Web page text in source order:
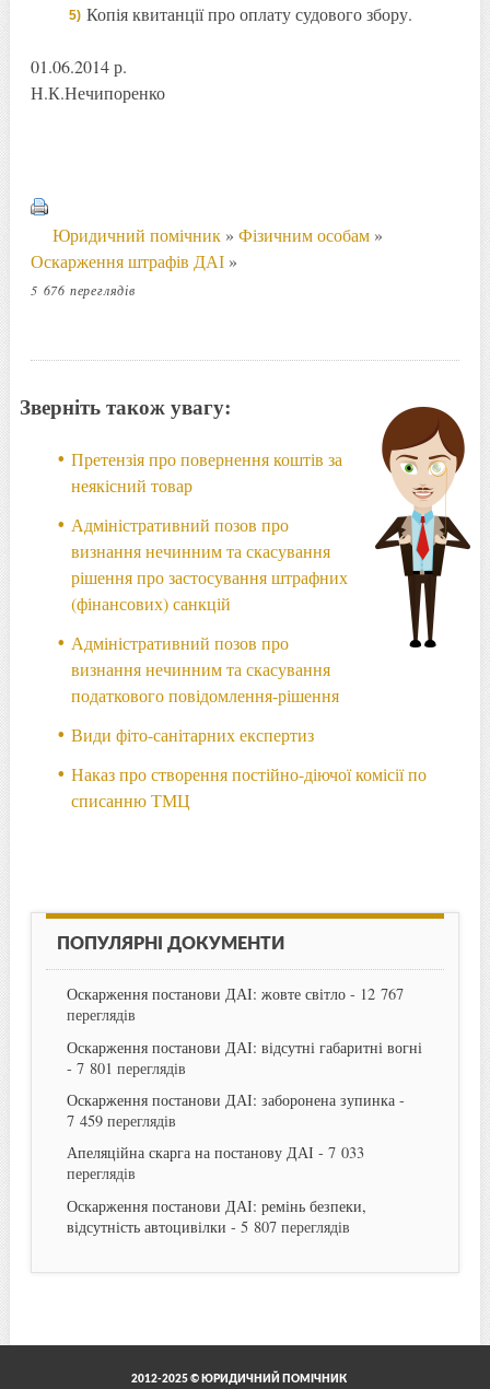
Копія квитанції про оплату судового збору.
01.06.2014 р.
Н.К.Нечипоренко
Юридичний помічник» Фізичним особам»
Оскарження штрафів ДАІ»
5 676 переглядів
Зверніть також увагу:
Претензія про повернення коштів за
неякісний товар
Адміністративний позов про
визнання нечинним та скасування
рішення про застосування штрафних
(фінансових) санкцій
Адміністративний позов про
визнання нечинним та скасування
податкового повідомлення-рішення
Види фіто-санітарних експертиз
Наказ про створення постійно-діючої комісії по
списанню ТМЦ
ПОПУЛЯРНІ ДОКУМЕНТИ
Оскарження постанови ДАІ: жовте світло- 12 767
переглядів
Оскарження постанови ДАІ: відсутні габаритні вогні
- 7 801 переглядів
Оскарження постанови ДАІ: заборонена зупинка-
7 459 переглядів
Апеляційна скарга на постанову ДАІ - 7 033
переглядів
Оскарження постанови ДАІ: ремінь безпеки,
відсутність автоцивілки - 5 807 переглядів
2012-2025 © ЮРИДИЧНИЙ ПОМІЧНИК